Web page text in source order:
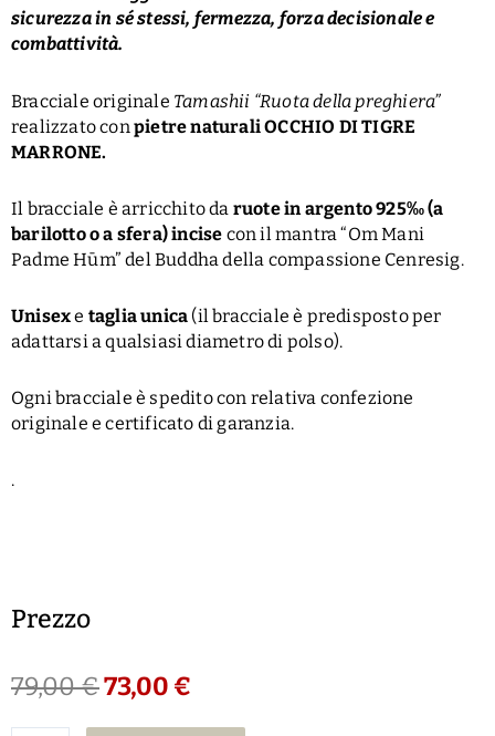
sicurezza in sé stessi, fermezza, forza decisionale e
combattività.
Bracciale originale Tamashii “Ruota della preghiera”
realizzato conpietre naturali OCCHIO DI TIGRE
MARRONE.
Il bracciale è arricchito da ruote in argento 925‰ (a
barilotto o a sfera) incise con il mantra “Om Mani
Padme Hūm” del Buddha della compassione Cenresig.
Unisexe taglia unica (il bracciale è predisposto per
adattarsi a qualsiasi diametro di polso).
Ogni bracciale è spedito con relativa confezione
originale e certificato di garanzia.
.
Prezzo
79,00€73,00 €